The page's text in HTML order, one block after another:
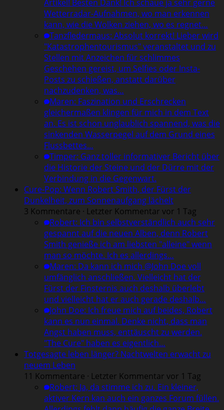
Artikel! Besten Dank! Ich schaue ja sehr gerne
Wetterradar-Aufnahmen, wo man erkennen
kann, wie die Wolken ziehen, wo es regnet…
Tanzfledermaus: Absolut korrekt! Lieber wird
"Katastrophentourismus" veranstaltet und zu
Stellen mit Anzeichen für schlimmes
Geschehen gereist, um Selfies oder Insta-
Posts zu schießen, anstatt darüber
nachzudenken, was…
Maren: Faszination und Erschrecken
gleichermaßen klingen für mich in dem Text
an. Es ist schon unglaublich spannend, was die
sinkenden Wasserpegel auf dem Grund eines
Flussbettes…
Timper: Ganz toller informativer Bericht über
die Historie der Steine und der Dürre mit der
Verbindung in die Gegenwart.
Cure-Pop: Wenn Robert Smith, der Fürst der
Dunkelheit, zum Sonnenaufgang lächelt
3 Kommentare · Letzter Kommentar vor 1 Tag
Robert: Ich bin selbstverständlich auch sehr
gespannt auf die neuen Alben, denn Robert
Smith genieße ich am liebsten "alleine" wenn
man so möchte. Ich es allerdings…
Maren: Da kann ich mich @John Doe voll
umfänglich anschließen. Vielleicht hat der
Fürst der Finsternis auch deshalb überlebt
und vielleicht hat er auch gerade deshalb…
John Doe: Ich freue mich auf beides, Robert
kann es nun einmal. Denke nicht, dass man
Angst haben muss, enttäuscht zu werden.
"The Cure" haben es eigentlich…
Totgesagte leben länger? Nachtwelten erwacht zu
neuem Leben
11 Kommentare · Letzter Kommentar vor 1 Tag
Robert: Ja, da stimme ich zu. Ein kleiner,
aktiver Kern kan auch ein ganzes Forum füllen.